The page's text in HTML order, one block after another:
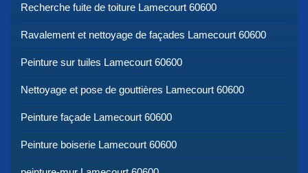
Recherche fuite de toiture Lamecourt 60600
Ravalement et nettoyage de façades Lamecourt 60600
Peinture sur tuiles Lamecourt 60600
Nettoyage et pose de gouttières Lamecourt 60600
Peinture façade Lamecourt 60600
Peinture boiserie Lamecourt 60600